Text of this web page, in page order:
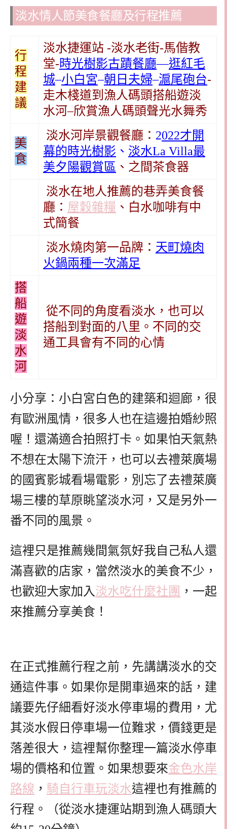
淡水情人節美食餐廳及行程推薦
行
程
建
議
淡水捷運站 -淡水老街-馬偕教
堂-時光樹影古蹟餐廳—逛紅毛
城–小白宮–朝日夫婦–滬尾砲台-
走木棧道到漁人碼頭搭船遊淡
水河–欣賞漁人碼頭聲光水舞秀
美
食
淡水河岸景觀餐廳： 2022才開
幕的時光樹影 、 淡水La Villa最
美夕陽觀賞區 、之間茶食器
淡水在地人推薦的巷弄美食餐
廳： 屋穀雜糧 、白水咖啡有中
式簡餐
淡水燒肉第一品牌： 天町燒肉
火鍋兩種一次滿足
搭
船
遊
淡
水
河
從不同的角度看淡水，也可以
搭船到對面的八里。不同的交
通工具會有不同的心情
小分享：小白宮白色的建築和迴廊，很
有歐洲風情，很多人也在這邊拍婚紗照
喔！還滿適合拍照打卡。如果怕天氣熱
不想在太陽下流汗，也可以去禮萊廣場
的國賓影城看場電影，別忘了去禮萊廣
場三樓的草原眺望淡水河，又是另外一
番不同的風景。
這裡只是推薦幾間氣氛好我自己私人還
滿喜歡的店家，當然淡水的美食不少，
也歡迎大家加入淡水吃什麼社團 ，一起
來推薦分享美食！
在正式推薦行程之前，先講講淡水的交
通這件事。如果你是開車過來的話，建
議要先仔細看好淡水停車場的費用，尤
其淡水假日停車場一位難求，價錢更是
落差很大，這裡幫你整理一篇淡水停車
場的價格和位置。如果想要來金色水岸
路線 ， 騎自行車玩淡水這裡也有推薦的
行程。（從淡水捷運站期到漁人碼頭大